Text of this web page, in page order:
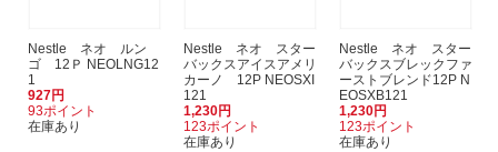
Nestle ネオ ルン
ゴ 12Ｐ NEOLNG12
1
927円
93ポイント
在庫あり
Nestle ネオ スター
バックスアイスアメリ
カーノ 12P NEOSXI
121
1,230円
123ポイント
在庫あり
Nestle ネオ スター
バックスブレックファ
ーストブレンド12P N
EOSXB121
1,230円
123ポイント
在庫あり